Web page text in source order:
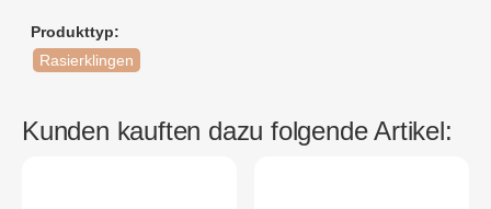
Produkttyp:
Rasierklingen
Kunden kauften dazu folgende Artikel: